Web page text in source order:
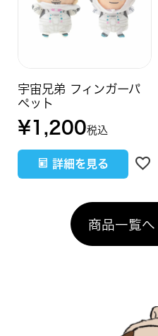
宇宙兄弟 フィンガーパ
ペット
¥1,200税込
詳細を見る
商品一覧へ